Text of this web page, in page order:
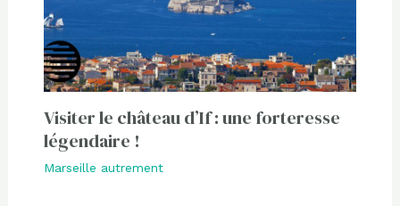
Visiter le château d’If : une forteresse
légendaire !
Marseille autrement